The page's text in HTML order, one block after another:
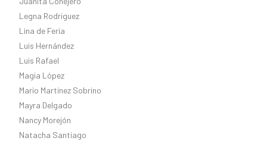
Legna Rodriguez
Lina de Feria
Luis Hernández
Luis Rafael
Magia López
Mario Martínez Sobrino
Mayra Delgado
Nancy Morejón
Natacha Santiago